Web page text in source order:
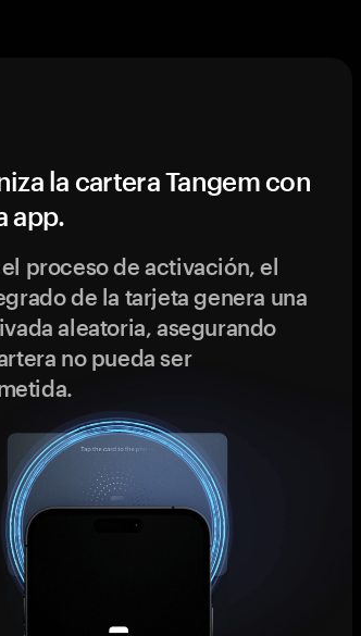
la cartera Tangem con
app.
proceso de activación, el
de la tarjeta genera una
aleatoria, asegurando
no pueda ser